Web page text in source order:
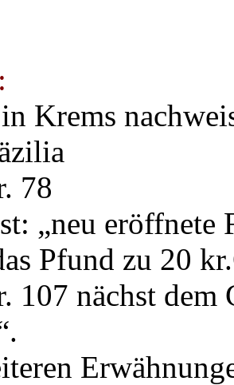
Krems
78
„neu eröffnete
Pfund zu 20
107 nächst dem